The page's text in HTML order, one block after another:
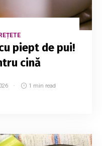
piept de pui!
cină
1 min read